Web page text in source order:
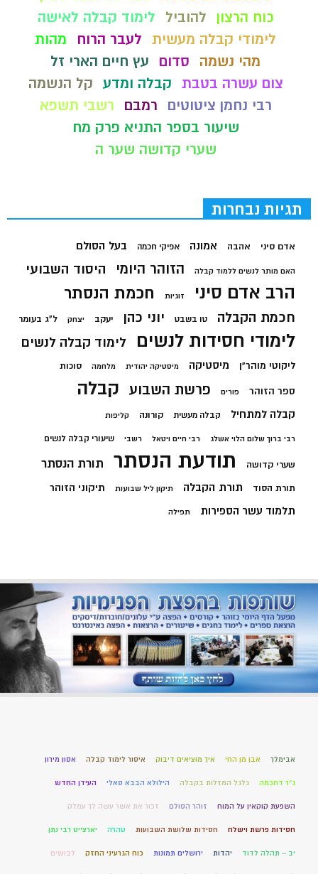
כוח הרצון
להוביל
לימוד קבלה לאישה
לימודי קבלה מעשית לעבר הרוח
מהות
מהי נשמה
סדום
עץ חיים הארי זל
צום עשרה בטבת קבלה ומדע קל הנשמה
רבי נחמן ציטוטים
רמבם
רשבי תשפא
שיעור בספר התניא פרק מח
שערי קדושה שער ה
תגיות נבחרות
אדם סיני אהבה אמונה אפיקי חכמה בעל הסולם
האם מותר לנשים ללמוד קבלה הזוהר היומי היסוד השבועי
הרב אדם סיני זוגיות חכמת הנסתר
חכמת הקבלה טו בשבט יוני כהן יעקב יצחק ל"ג בעומר
לימודי חסידות לנשים לימוד קבלה לנשים
ליקוטי מוהר"ן מיסטיקה מיסטיקה יהודית מלחמה סוכות
ספר הזוהר פורים פרשת השבוע קבלה
קבלה למתחיל קבלה מעשית קורונה קליפות
רבי ברוך שלום הלוי אשלג רבי חיים ויטאל רשבי שיעורי קבלה לנשים
שערי קדושה תודעת הנסתר תורת הנסתר
תורת הסוד תורת הקבלה תיקון ליל שבועות תיקוני הזוהר
תלמוד עשר הספירות תפילה
אבימלך אבן מן החי איך מוציאים דיבוק איסור לימוד קבלה אסון מירון
ג"ר דחכמה גלגל המזלות בקבלה הילולא הבבא סאלי העידן החדש
השפעת קוקאין על המוח זוהר הסולם זכור את אשר עשה לך עמלק
חסידות פרשת וישלח חסידות שלושת השבועות טהרה יארצייט רבי נתן
יב – תהלה לדוד יהדות ירושלים תמונות כוח הגרעיני החזק לבושים